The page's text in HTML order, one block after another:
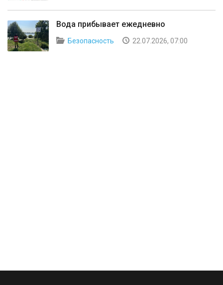
Вода прибывает ежедневно
Безопасность 22.07.2026, 07:00